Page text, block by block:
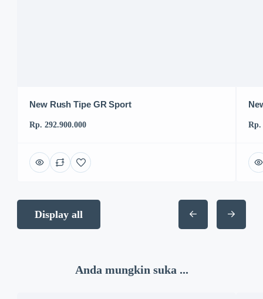
New Rush Tipe GR Sport
Rp. 292.900.000 Rp.
Display all
Anda mungkin suka ...